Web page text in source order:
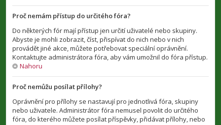
Proč nemám přístup do určitého fóra?
Do některých fór mají přístup jen určití uživatelé nebo skupiny.
Abyste je mohli zobrazit, číst, přispívat do nich nebo v nich
provádět jiné akce, můžete potřebovat speciální oprávnění.
Kontaktujte administrátora fóra, aby vám umožnil do fóra přístup.
Nahoru
Proč nemůžu posílat přílohy?
Oprávnění pro přílohy se nastavují pro jednotlivá fóra, skupiny
nebo uživatele. Administrátor fóra nemusel povolit do určitého
fóra, do kterého můžete posílat příspěvky, přidávat přílohy, nebo